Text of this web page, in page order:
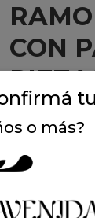
CON
Ramo de
color celeste.
ocasión.
Precio: $
o más?